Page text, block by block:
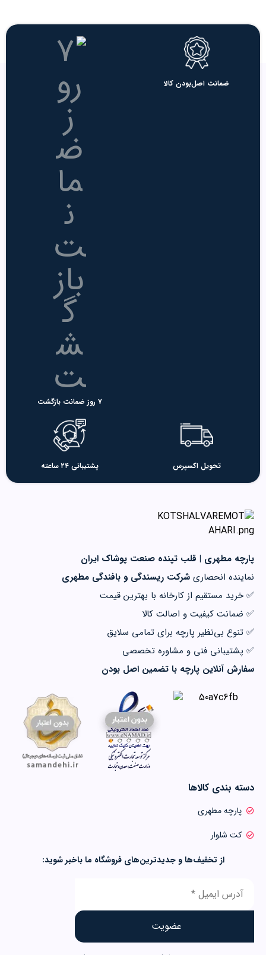
ضمانت اصل‌بودن کالا
۷ روز ضمانت بازگشت
تحویل اکسپرس پشتیبانی ۲۴ ساعته
پارچه مطهری | قلب تپنده صنعت پوشاک ایران
نماینده انحصاری شرکت ریسندگی و بافندگی مطهری
✅ خرید مستقیم از کارخانه با بهترین قیمت
✅ ضمانت کیفیت و اصالت کالا
✅ تنوع بی‌نظیر پارچه برای تمامی سلایق
✅ پشتیبانی فنی و مشاوره تخصصی
سفارش آنلاین پارچه با تضمین اصل بودن
دسته بندی کالاها
پارچه مطهری
کت شلوار
از تخفیف‌ها و جدیدترین‌های فروشگاه ما باخبر شوید: